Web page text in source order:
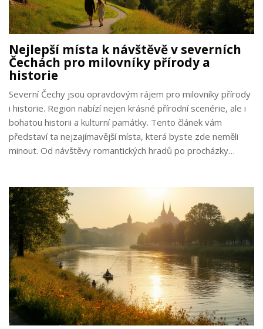
Nejlepší místa k návštěvě v severních
Čechách pro milovníky přírody a
historie
Severní Čechy jsou opravdovým rájem pro milovníky přírody
i historie. Region nabízí nejen krásné přírodní scenérie, ale i
bohatou historii a kulturní památky. Tento článek vám
představí ta nejzajímavější místa, která byste zde neměli
minout. Od návštěvy romantických hradů po procházky